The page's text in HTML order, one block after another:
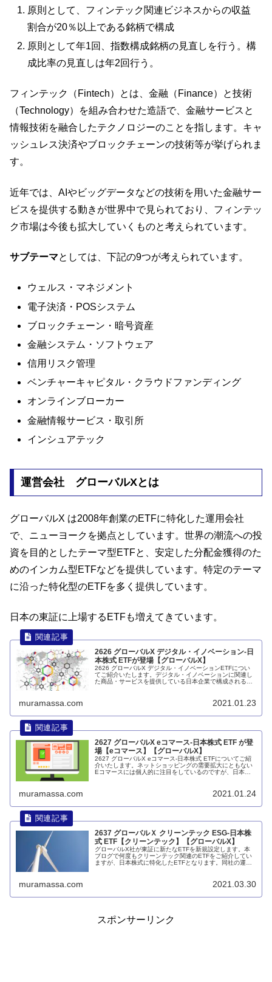
原則として、フィンテック関連ビジネスからの収益
割合が20％以上である銘柄で構成
原則として年1回、指数構成銘柄の見直しを行う。構
成比率の見直しは年2回行う。
フィンテック（Fintech）とは、金融（Finance）と技術
（Technology）を組み合わせた造語で、金融サービスと
情報技術を融合したテクノロジーのことを指します。キャ
ッシュレス決済やブロックチェーンの技術等が挙げられま
す。
近年では、AIやビッグデータなどの技術を用いた金融サー
ビスを提供する動きが世界中で見られており、フィンテッ
ク市場は今後も拡大していくものと考えられています。
サブテーマとしては、下記の9つが考えられています。
ウェルス・マネジメント
電子決済・POSシステム
ブロックチェーン・暗号資産
金融システム・ソフトウェア
信用リスク管理
ベンチャーキャピタル・クラウドファンディング
オンラインブローカー
金融情報サービス・取引所
インシュアテック
運営会社 グローバルXとは
グローバルX は2008年創業のETFに特化した運用会社
で、ニューヨークを拠点としています。世界の潮流への投
資を目的としたテーマ型ETFと、安定した分配金獲得のた
めのインカム型ETFなどを提供しています。特定のテーマ
に沿った特化型のETFを多く提供しています。
日本の東証に上場するETFも増えてきています。
2626 グローバルX デジタル・イノベーション-日
本株式 ETFが登場【グローバルX】
2626 グローバルX デジタル・イノベーションETFについ
てご紹介いたします。デジタル・イノベーションに関連し
た商品・サービスを提供している日本企業で構成される
muramassa.com 2021.01.23
2627 グローバルX eコマース-日本株式 ETF が登
場【eコマース】【グローバルX】
2627 グローバルX eコマース-日本株式 ETFについてご紹
介いたします。ネットショッピングの需要拡大にともない
Eコマースには個人的に注目をしているのですが、日本国
muramassa.com 2021.01.24
2637 グローバルＸ クリーンテック ESG-日本株
式 ETF【クリーンテック】【グローバルX】
グローバルX社が東証に新たなETFを新規設定します。本
ブログで何度もクリーンテック関連のETFをご紹介してい
ますが、日本株式に特化したETFとなります。同社の運営
muramassa.com 2021.03.30
スポンサーリンク